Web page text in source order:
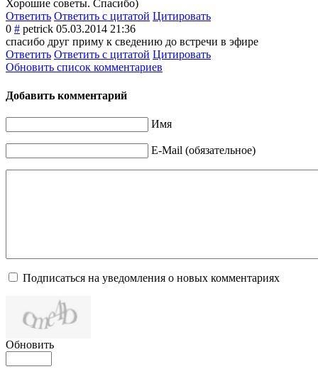
Хорошие советы. Спасибо)
Ответить Ответить с цитатой Цитировать
0 # petrick 05.03.2014 21:36
спасибо друг приму к сведению до встречи в эфире
Ответить Ответить с цитатой Цитировать
Обновить список комментариев
Добавить комментарий
Имя
E-Mail (обязательное)
Подписаться на уведомления о новых комментариях
Обновить